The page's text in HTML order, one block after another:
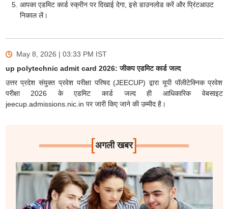
आपका एडमिट कार्ड स्क्रीन पर दिखाई देगा, इसे डाउनलोड करें और प्रिंटआउट
निकाल लें।
May 8, 2026 | 03:33 PM IST
up polytechnic admit card 2026: जीकप एडमिट कार्ड जल्द
उत्तर प्रदेश संयुक्त प्रवेश परीक्षा परिषद (JEECUP) द्वारा यूपी पॉलीटेक्निक प्रवेश
परीक्षा 2026 के एडमिट कार्ड जल्द ही आधिकारिक वेबसाइट
jeecup.admissions.nic.in पर जारी किए जाने की उम्मीद है।
[अगली खबर]